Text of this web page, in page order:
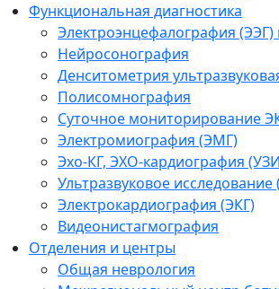
Функциональная диагностика
Электроэнцефалография
Нейросонография
Денситометрия
Полисомнография
Суточное мониторирование
Электромиография (ЭМГ)
Эхо-КГ, ЭХО-кардиография
Ультразвуковое исследование
Электрокардиография (ЭКГ)
Видеонистагмография
Отделения и центры
Общая неврология